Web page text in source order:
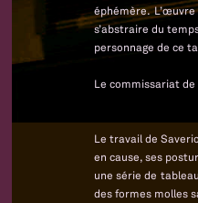
éphémère.
s’abstraire du
personnage de ce
Le commissariat
Le travail de
en cause, ses
une série de
des formes molles